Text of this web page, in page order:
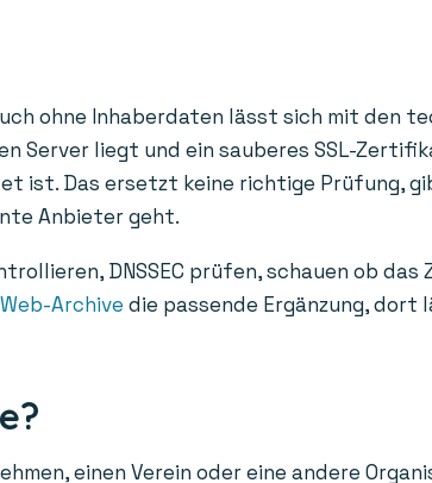
ohne Inhaberdaten lässt sich mit den
Server liegt und ein sauberes SSL-
ist. Das ersetzt keine richtige Prüfung,
Anbieter geht.
DNSSEC prüfen, schauen ob
Web-Archive die passende Ergänzung, dort
einen Verein oder eine andere